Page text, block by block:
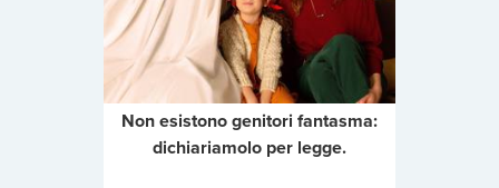
Non esistono genitori fantasma:
dichiariamolo per legge.